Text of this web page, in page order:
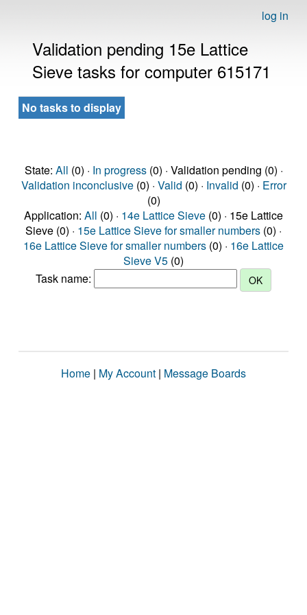
log in
Validation pending 15e Lattice
Sieve tasks for computer 615171
No tasks to display
State: All (0) · In progress(0) · Validation pending (0) ·
Validation inconclusive(0) · Valid (0) · Invalid (0) · Error
(0)
Application: All (0) · 14e Lattice Sieve (0) · 15e Lattice
Sieve (0) · 15e Lattice Sieve for smaller numbers (0) ·
16e Lattice Sieve for smaller numbers (0) · 16e Lattice
Sieve V5 (0)
Task name:
Home | My Account | Message Boards